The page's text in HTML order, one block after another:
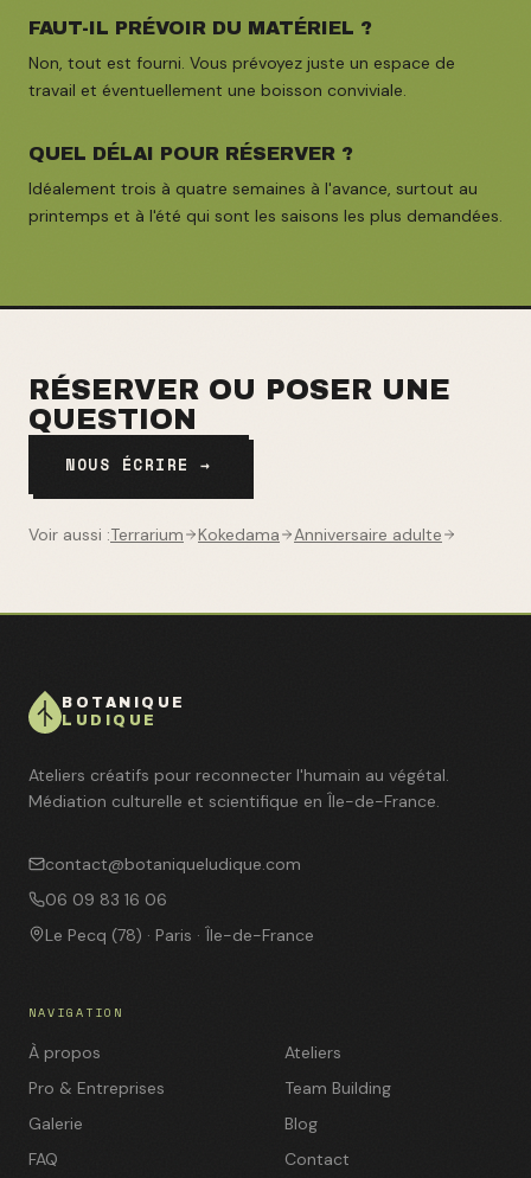
FAUT-IL PRÉVOIR DU MATÉRIEL ?
Non, tout est fourni. Vous prévoyez juste un espace de
travail et éventuellement une boisson conviviale.
QUEL DÉLAI POUR RÉSERVER ?
Idéalement trois à quatre semaines à l'avance, surtout au
printemps et à l'été qui sont les saisons les plus demandées.
RÉSERVER OU POSER UNE
QUESTION
NOUS ÉCRIRE →
Voir aussi :Terrarium Kokedama Anniversaire adulte
BOTANIQUE
LUDIQUE
Ateliers créatifs pour reconnecter l'humain au végétal.
Médiation culturelle et scientifique en Île-de-France.
contact@botaniqueludique.com
06 09 83 16 06
Le Pecq (78) · Paris · Île-de-France
NAVIGATION
À propos
Ateliers
Pro & Entreprises
Team Building
Galerie
Blog
FAQ
Contact